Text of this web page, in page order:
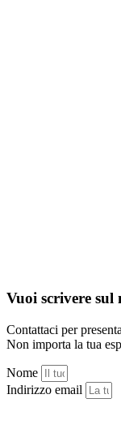
Vuoi scrivere sul
Contattaci per
Non importa la tua
Nome
Indirizzo email